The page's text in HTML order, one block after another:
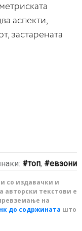
аспекти,
застарената
топ, евзони
со издавачки и
авторски текстови е
на
до содржината што